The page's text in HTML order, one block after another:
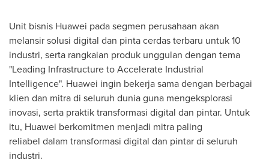
Unit bisnis Huawei pada segmen perusahaan akan
melansir solusi digital dan pinta cerdas terbaru untuk 10
industri, serta rangkaian produk unggulan dengan tema
"Leading Infrastructure to Accelerate Industrial
Intelligence". Huawei ingin bekerja sama dengan berbagai
klien dan mitra di seluruh dunia guna mengeksplorasi
inovasi, serta praktik transformasi digital dan pintar. Untuk
itu, Huawei berkomitmen menjadi mitra paling
reliabel dalam transformasi digital dan pintar di seluruh
industri.